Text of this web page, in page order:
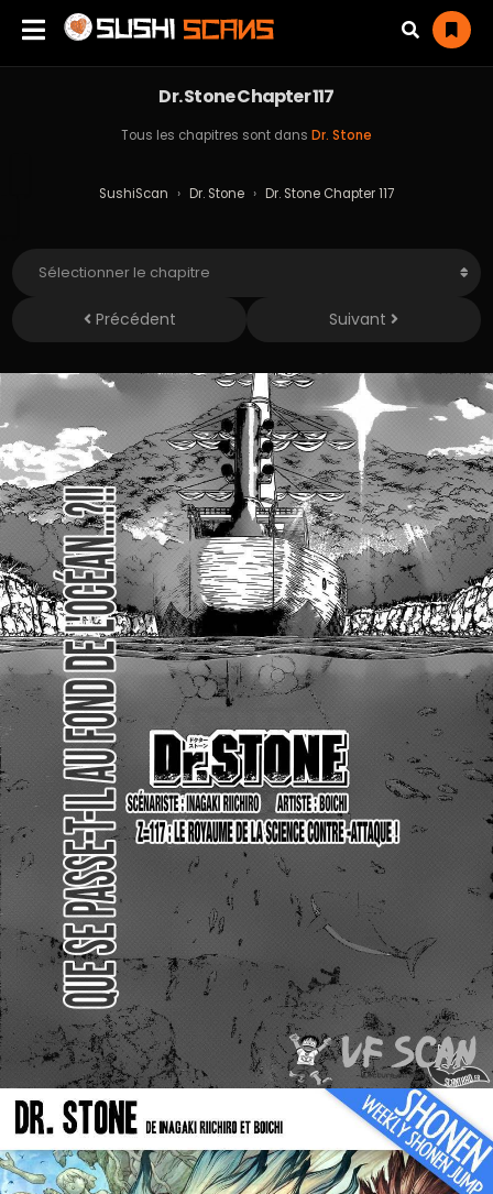
Dr. Stone Chapter 117
Tous les chapitres sont dans Dr. Stone
SushiScan › Dr. Stone › Dr. Stone Chapter 117
Précédent Suivant